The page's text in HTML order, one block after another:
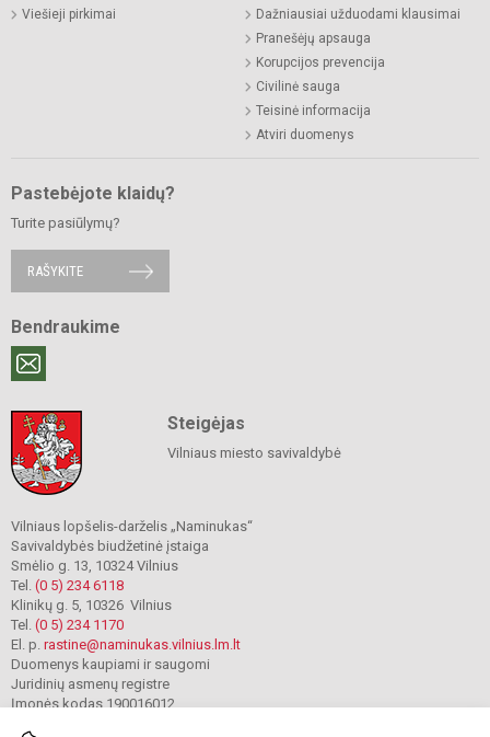
Viešieji pirkimai
Dažniausiai užduodami klausimai
Pranešėjų apsauga
Korupcijos prevencija
Civilinė sauga
Teisinė informacija
Atviri duomenys
Pastebėjote klaidų?
Turite pasiūlymų?
RAŠYKITE
Bendraukime
Steigėjas
Vilniaus miesto savivaldybė
Vilniaus lopšelis-darželis „Naminukas“
Savivaldybės biudžetinė įstaiga
Smėlio g. 13, 10324 Vilnius
Tel. (0 5) 234 6118
Klinikų g. 5, 10326 Vilnius
Tel. (0 5) 234 1170
El. p. rastine@naminukas.vilnius.lm.lt
Duomenys kaupiami ir saugomi
Juridinių asmenų registre
Įmonės kodas 190016012